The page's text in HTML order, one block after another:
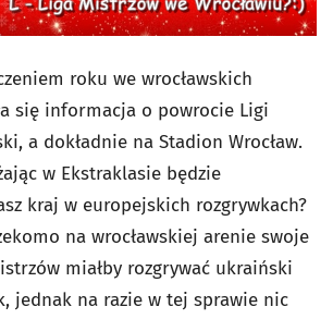
roku we wrocławskich
się informacja o powrocie Ligi
a dokładnie na Stadion Wrocław.
w Ekstraklasie będzie
kraj w europejskich rozgrywkach?
na wrocławskiej arenie swoje
miałby rozgrywać ukraiński
jednak na razie w tej sprawie nic